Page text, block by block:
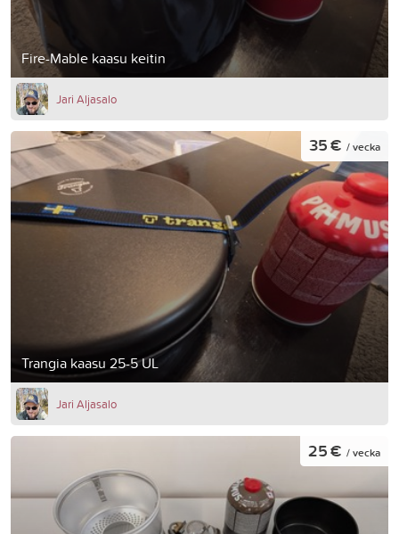
Fire-Mable kaasu keitin
Jari Aljasalo
Trangia kaasu 25-5 UL
35 € / vecka
Jari Aljasalo
25 € / vecka